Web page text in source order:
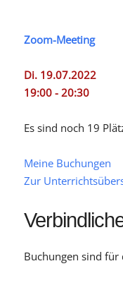
Zoom-Meeting
Di. 19.07.2022
19:00 - 20:30
Es sind noch 19
Meine Buchungen
Zur
Buchungen sind für